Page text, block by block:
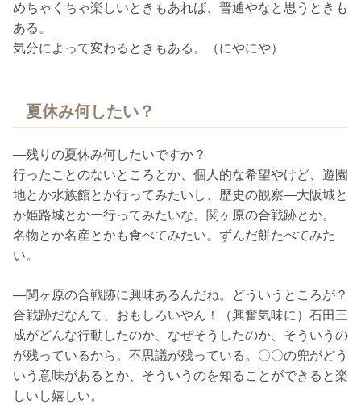
めちゃくちゃ楽しいときもあれば、普通やなと思うときも
ある。
気分によって変わるときもある。（にやにや）
夏休み何したい？
―残りの夏休み何したいですか？
行ったことのないところとか、個人的な希望やけど、遊園
地とか水族館とか行ってみたいし、歴史の観察―大阪城と
か姫路城とかー行ってみたいな。関ヶ原の合戦跡とか。
名物とか名産とかも食べてみたい。ずんだ餅たべてみた
い。
―関ヶ原の合戦跡に興味あるんだね。どういうところが？
合戦跡だなんて、おもしろいやん！（興奮気味に）石田三
成がどんな行動したのか、なぜそうしたのか、そういうの
が残っているから。不思議が残っている。〇〇の兜がどう
いう意味があるとか、そういうのを知ることができると楽
しいし嬉しい。